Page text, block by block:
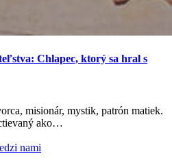
Chlapec, ktorý sa hral s
misionár, mystik, patrón matiek.
ako…